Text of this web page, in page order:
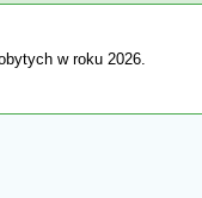
w roku 2026.